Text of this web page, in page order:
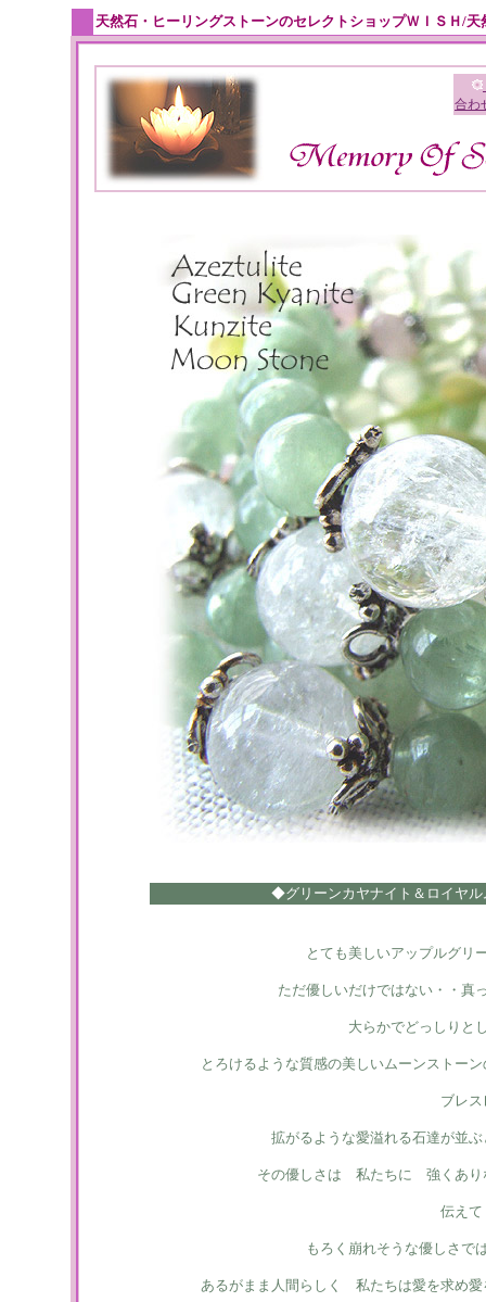
天然石・ヒーリングストーンのセレクトショップＷＩＳＨ/
合わ
◆グリーンカヤナイト＆ロイヤ
とても美しいアップルグリ
ただ優しいだけではない・・
大らかでどっしりと
とろけるような質感の美しいムーンストー
ブレ
拡がるような愛溢れる石達が並
その優しさは 私たちに 強くあり
伝えて
もろく崩れそうな優しさ
あるがまま人間らしく 私たちは愛を求め